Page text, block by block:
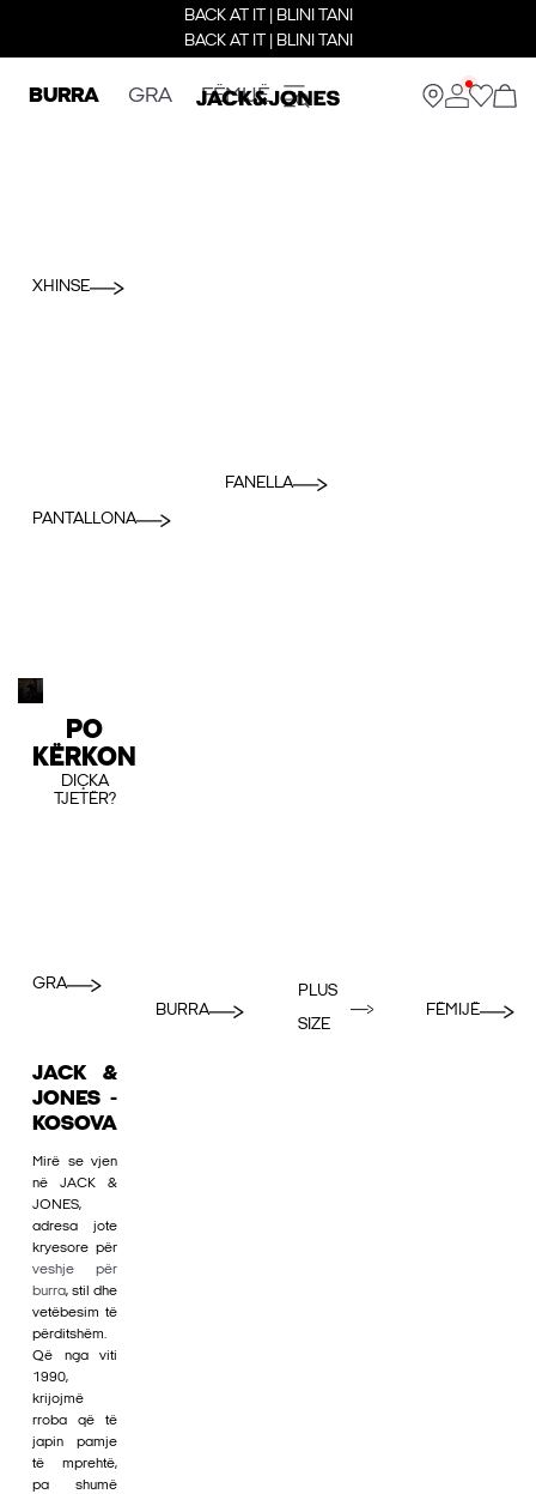
BACK AT IT | BLINI TANI
BACK AT IT | BLINI TANI
BURRA GRA FËMIJË
XHINSE
PANTALLONA
FANELLA
PO
KËRKON
DIÇKA
TJETËR?
GRA
BURRA
PLUS
SIZE
FËMIJË
JACK &
JONES -
KOSOVA
Mirë se vjen
në JACK &
JONES,
adresa jote
kryesore për
veshje për
burra, stil dhe
vetëbesim të
përditshëm.
Që nga viti
1990,
krijojmë
rroba që të
japin pamje
të mprehtë,
pa shumë